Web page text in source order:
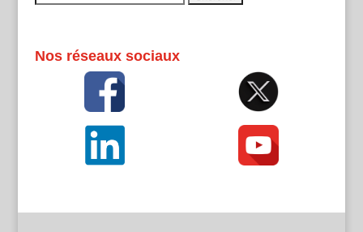
Nos réseaux sociaux